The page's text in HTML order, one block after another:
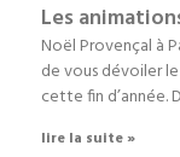
Les
Noël Provençal à
de vous dévoiler
cette fin d’année.
lire la suite »